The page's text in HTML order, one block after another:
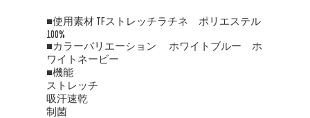
■使用素材 TFストレッチラチネ ポリエステル
100%
■カラーバリエーション ホワイトブルー ホ
ワイトネービー
■機能
ストレッチ
吸汗速乾
制菌